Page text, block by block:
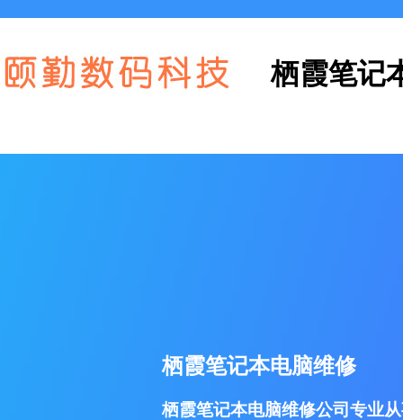
栖霞笔记
栖霞笔记本电脑维修
栖霞笔记本电脑维修公司专业